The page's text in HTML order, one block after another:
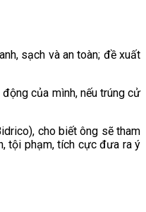
sạch và an toàn; đề xuất
của mình, nếu trúng cử
cho biết ông sẽ tham
tội phạm, tích cực đưa ra ý